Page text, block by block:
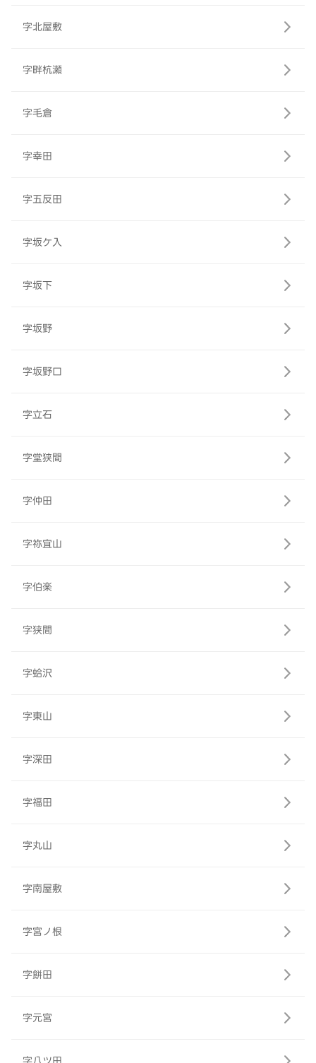
字北屋敷
字畔杭瀬
字毛倉
字幸田
字五反田
字坂ケ入
字坂下
字坂野
字坂野口
字立石
字堂狭間
字仲田
字祢宜山
字伯楽
字狭間
字蛤沢
字東山
字深田
字福田
字丸山
字南屋敷
字宮ノ根
字餅田
字元宮